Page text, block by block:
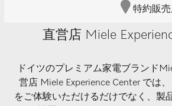
特約販売
直営店 Miele
ドイツのプレミアム家電ブランド
営店 Miele Experience Center では
をご体験いただけるだけでなく、製